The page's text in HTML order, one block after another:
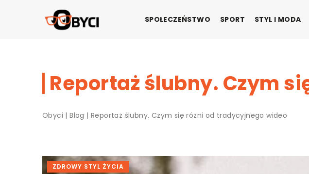
SPOŁECZEŃSTWO SPORT STYL I MODA
Reportaż ślubny. Czym
Obyci |Blog |Reportaż ślubny. Czym się różni od tradycyjnego wideo
ZDROWY STYL ŻYCIA